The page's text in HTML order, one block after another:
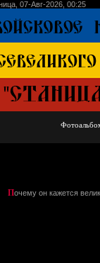
07-Авг-2026, 00:25
Почему он кажется